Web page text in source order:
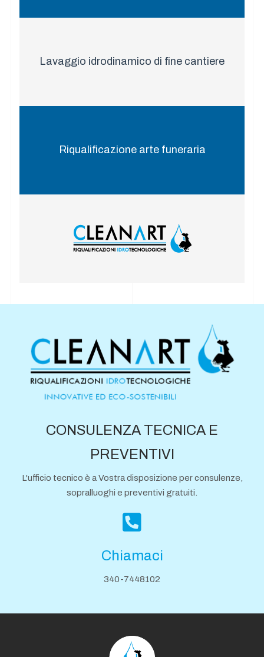
Lavaggio idrodinamico di fine cantiere
Riqualificazione arte funeraria
CONSULENZA TECNICA E
PREVENTIVI
L'ufficio tecnico è a Vostra disposizione per consulenze,
sopralluoghi e preventivi gratuiti.
Chiamaci
340-7448102